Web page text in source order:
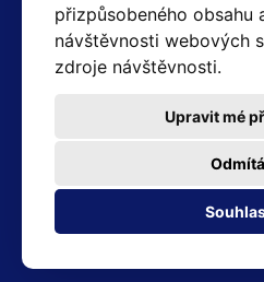
přizpůsobeného obsahu
návštěvnosti webových
zdroje návštěvnosti.
Upravit mé
Technické oddělení
+420 603 355 085 (Po–Pá: 8:00 –
servis@hotair.cz
Platba jen v hotovosti
Adresa prodejny